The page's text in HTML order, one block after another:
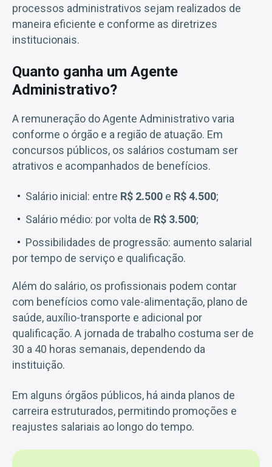
processos administrativos sejam realizados de
maneira eficiente e conforme as diretrizes
institucionais.
Quanto ganha um Agente
Administrativo?
A remuneração do Agente Administrativo varia
conforme o órgão e a região de atuação. Em
concursos públicos, os salários costumam ser
atrativos e acompanhados de benefícios.
Salário inicial: entre R$ 2.500 e R$ 4.500;
Salário médio: por volta de R$ 3.500;
Possibilidades de progressão: aumento salarial
por tempo de serviço e qualificação.
Além do salário, os profissionais podem contar
com benefícios como vale-alimentação, plano de
saúde, auxílio-transporte e adicional por
qualificação. A jornada de trabalho costuma ser de
30 a 40 horas semanais, dependendo da
instituição.
Em alguns órgãos públicos, há ainda planos de
carreira estruturados, permitindo promoções e
reajustes salariais ao longo do tempo.